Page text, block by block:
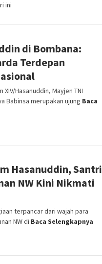
ini
di Bombana:
Terdepan
Hasanuddin, Mayjen TNI
Babinsa merupakan ujung Baca
Hasanuddin, Santri
NW Kini Nikmati
terpancar dari wajah para
NW di Baca Selengkapnya